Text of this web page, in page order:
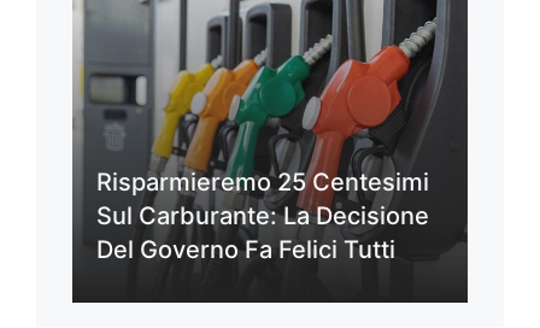
Risparmieremo 25 Centesimi
Sul Carburante: La Decisione
Del Governo Fa Felici Tutti